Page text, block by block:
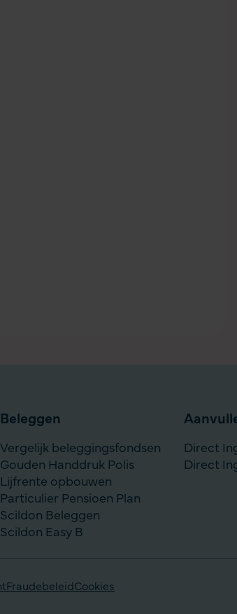
Beleggen
Vergelijk beleggingsfondsen
Gouden Handdruk Polis
Lijfrente opbouwen
Particulier Pensioen Plan
Scildon Beleggen
Scildon Easy B
Direct
Direct
Fraudebeleid Cookies